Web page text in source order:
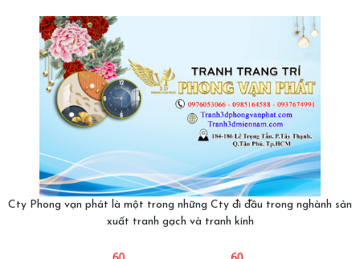
Cty Phong vạn phát là một trong những Cty đi đầu trong nghành sản
xuất tranh gạch và tranh kính